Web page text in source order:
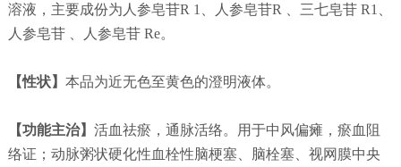
溶液，主要成份为人参皂苷R 1、人参皂苷R 、三七皂苷 R1、
人参皂苷 、人参皂苷 Re。
【性状】 本品为近无色至黄色的澄明液体。
【功能主治】 活血祛瘀，通脉活络。用于中风偏瘫，瘀血阻
络证；动脉粥状硬化性血栓性脑梗塞、脑栓塞、视网膜中央